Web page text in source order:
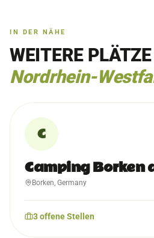
IN DER NÄHE
WEITERE
Nordrhein-
C
Camping Borken
Borken, Germany
3offeneStellen